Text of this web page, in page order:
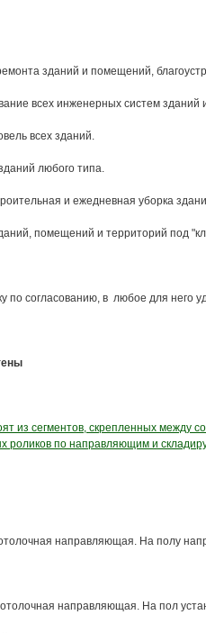
зданий и помещений,
всех инженерных систем зданий
всех зданий.
любого типа.
и ежедневная уборка
помещений и территорий под
по согласованию, в любое для
из сегментов, скрепленных
по направляющим и
направляющая. На полу
направляющая. На пол